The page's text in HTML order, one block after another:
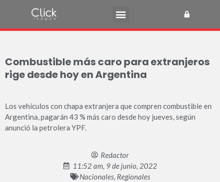
Combustible más caro para extranjeros
rige desde hoy en Argentina
Los vehículos con chapa extranjera que compren combustible en
Argentina, pagarán 43 % más caro desde hoy jueves, según
anunció la petrolera YPF.
Redactor
11:52 am, 9 de junio, 2022
Nacionales, Regionales